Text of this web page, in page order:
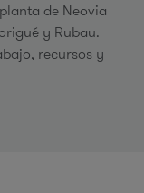
de Neovia
y Rubau.
recursos y